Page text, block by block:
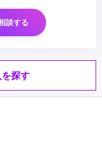
談する
探す